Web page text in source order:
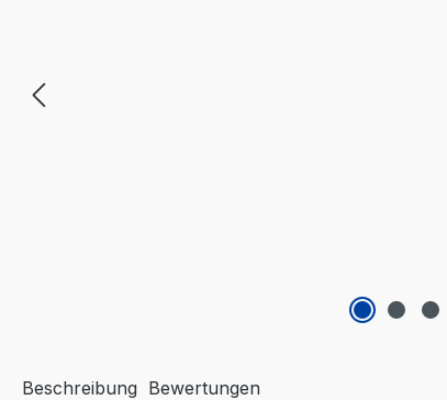
Beschreibung Bewertungen